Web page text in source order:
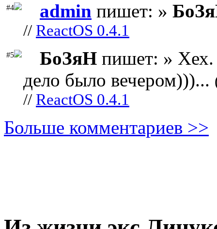
#4 admin пишет: »
// ReactOS 0.4.1
#5 БоЗяН пишет: » Хех.
дело было вечером)))...
// ReactOS 0.4.1
Больше комментариев >>